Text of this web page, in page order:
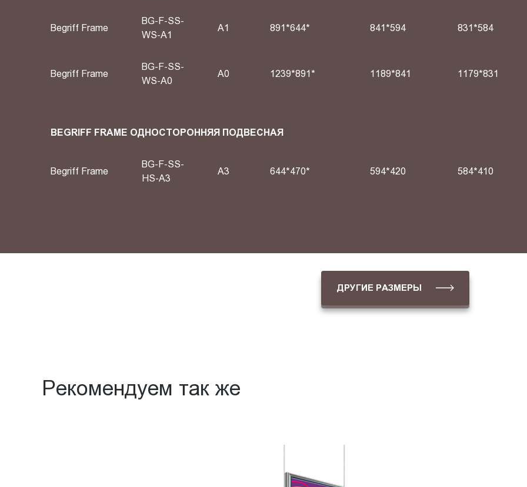
Begriff Frame
BG-F-SS-
WS-A1
А1 891*644* 841*594 831*584
Begriff Frame
BG-F-SS-
WS-A0
А0 1239*891* 1189*841 1179*831
BEGRIFF FRAME ОДНОСТОРОННЯЯ ПОДВЕСНАЯ
Begriff Frame
BG-F-SS-
HS-A3
A3 644*470* 594*420 584*410
ДРУГИЕ РАЗМЕРЫ
Рекомендуем так же